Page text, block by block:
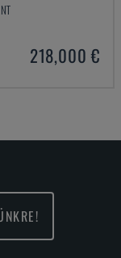
218,000 €